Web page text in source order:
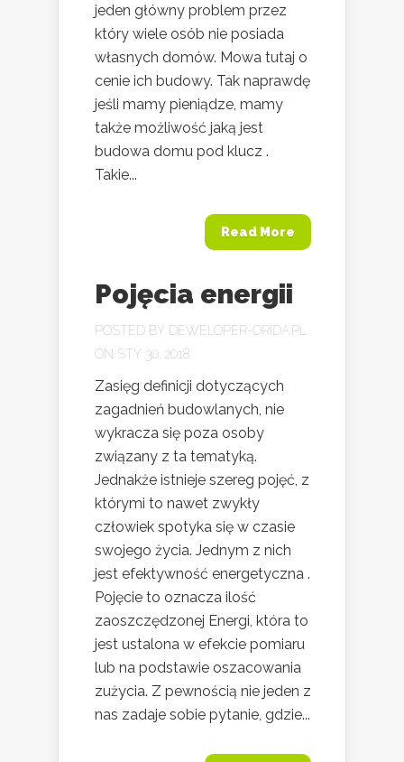
jeden główny problem przez
który wiele osób nie posiada
własnych domów. Mowa tutaj o
cenie ich budowy. Tak naprawdę
jeśli mamy pieniądze, mamy
także możliwość jaką jest
budowa domu pod klucz .
Takie...
Read More
Pojęcia energii
POSTED BY DEWELOPER-ORIDA.PL
ON STY 30, 2018
Zasięg definicji dotyczących
zagadnień budowlanych, nie
wykracza się poza osoby
związany z ta tematyką.
Jednakże istnieje szereg pojęć, z
którymi to nawet zwykły
człowiek spotyka się w czasie
swojego życia. Jednym z nich
jest efektywność energetyczna .
Pojęcie to oznacza ilość
zaoszczędzonej Energi, która to
jest ustalona w efekcie pomiaru
lub na podstawie oszacowania
zużycia. Z pewnością nie jeden z
nas zadaje sobie pytanie, gdzie...